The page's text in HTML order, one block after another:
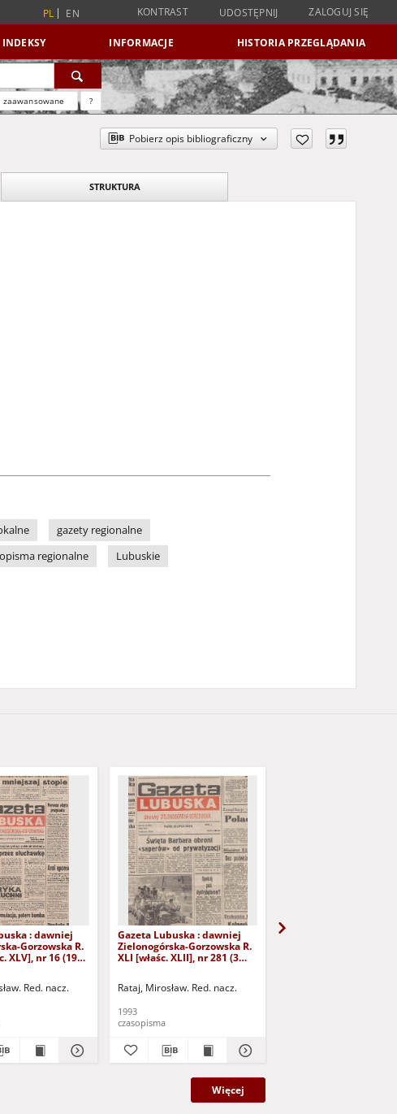
PL EN KONTRAST UDOSTĘPNIJ ZALOGUJ SIĘ
INDEKSY INFORMACJE HISTORIA PRZEGLĄDANIA
?
Pobierz opis bibliograficzny
STRUKTURA
gazety regionalne
regionalne
Lubuskie
: dawniej
Gorzowska R.
XLV], nr 16 (19
Red. nacz.
Gazeta Lubuska : dawniej
Zielonogórska-Gorzowska R.
XLI [właśc. XLII], nr 281 (3
Rataj, Mirosław. Red. nacz.
1993
czasopisma
Więcej